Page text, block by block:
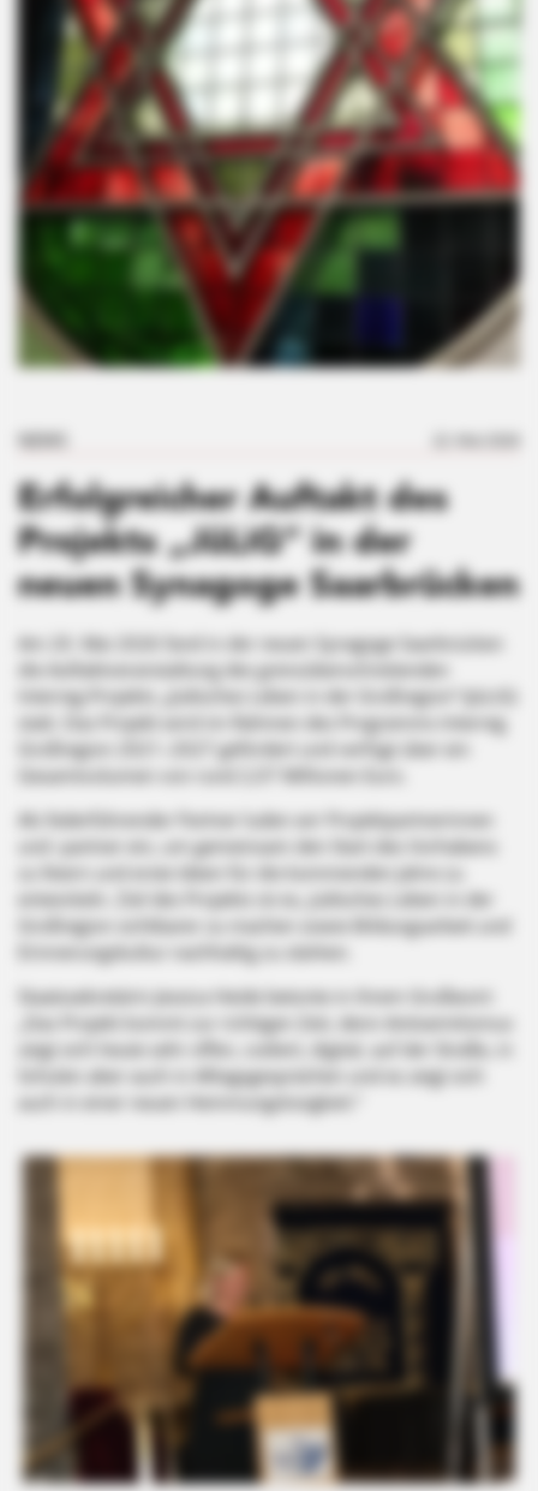
Erfolgreicher Auftakt des
Projekts „JüLiG“ in der
neuen Synagoge Saarbrücken
Am 20. Mai 2026 fand in der neuen Synagoge Saarbrücken
die Auftaktveranstaltung des grenzüberschreitenden
Interreg-Projekts „Jüdisches Leben in der Großregion“ (JüLiG)
statt. Das Projekt wird im Rahmen des Programms Interreg
Großregion 2021–2027 gefördert und verfügt über ein
Gesamtvolumen von rund 2,07 Millionen Euro.
Als federführender Partner luden wir Projektpartnerinnen
und -partner ein, um gemeinsam den Start des Vorhabens
entwickeln. Ziel des Projekts ist es, jüdisches Leben in der
Großregion sichtbarer zu machen sowie Bildungsarbeit und
Erinnerungskultur nachhaltig zu stärken.
Staatssekretärin Jessica Heide betonte in ihrem Grußwort:
„Das Projekt kommt zur richtigen Zeit, denn Antisemitismus
zeigt sich heute sehr offen, codiert, digital, auf der Straße, in
Schulen aber auch in Alltagsgesprächen und es zeigt sich
auch in einer neuen Hemmungslosigkeit.“